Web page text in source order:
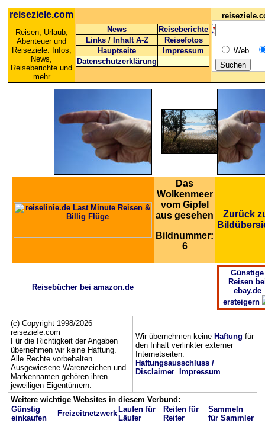
reiseziele.com
Reisen, Urlaub,
Abenteuer und
Reiseziele: Infos,
News,
Reiseberichte und
mehr
News
Reiseberichte
Links / Inhalt A-Z
Reisefotos
Hauptseite
Impressum
Datenschutzerklärung
Web
Das
Wolkenmeer
vom Gipfel
aus gesehen
Bildnummer:
6
Zurück
Reisebücher bei amazon.de
Günstige
Reisen
ebay.de
ersteigern
(c) Copyright 1998/2026
reiseziele.com
Für die Richtigkeit der Angaben
übernehmen wir keine Haftung.
Alle Rechte vorbehalten.
Ausgewiesene Warenzeichen und
Markennamen gehören ihren
jeweiligen Eigentümern.
Wir übernehmen keine Haftung für
den Inhalt verlinkter externer
Internetseiten.
Haftungsausschluss /
Disclaimer
Impressum
Weitere wichtige Websites in diesem Verbund:
Günstig
einkaufen
Freizeitnetzwerk Laufen für
Läufer
Reiten für
Reiter
Sammeln
für Sammler